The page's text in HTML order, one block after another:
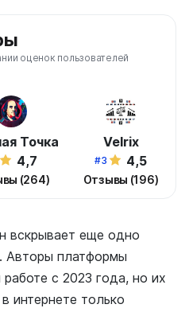
оценок пользователей
Точка
4,7
(264)
Velrix
#3 4,5
Отзывы (196)
вскрывает еще одно
Авторы платформы
с 2023 года, но их
интернете только